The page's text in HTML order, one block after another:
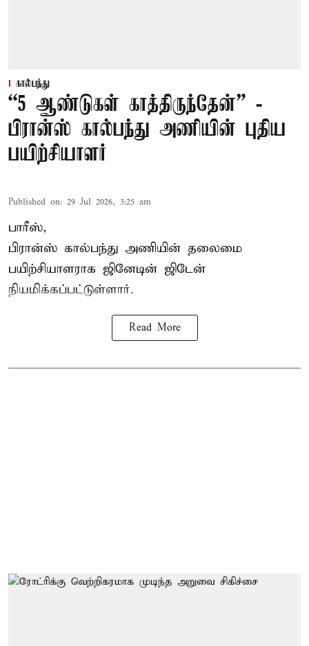
கால்பந்து
“5 ஆண்டுகள் காத்திருந்தேன்” -
பிரான்ஸ் கால்பந்து அணியின் புதிய
பயிற்சியாளர்
Published on: 29 Jul 2026, 3:25 am
பாரீஸ்,
பிரான்ஸ் கால்பந்து அணியின் தலைமை
பயிற்சியாளராக ஜினேடின் ஜிடேன்
நியமிக்கப்பட்டுள்ளார்.
Read More